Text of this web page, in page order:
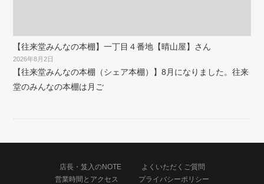
【往来堂みんなの本棚】一丁目４番地【晴山屋】さん
2026年8月2日
【往来堂みんなの本棚（シェア本棚）】8月になりました。往来
堂のみんなの本棚は月ご
店長・笈入のNOTE
よくいただくご質問
営業時間とアクセス
プライバシーポリシー